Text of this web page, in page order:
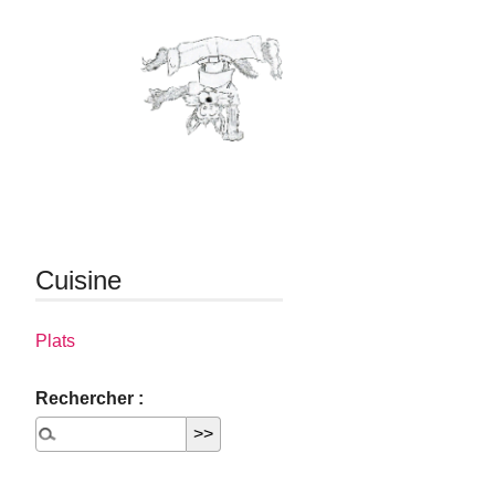
Cuisine
Plats
Rechercher :